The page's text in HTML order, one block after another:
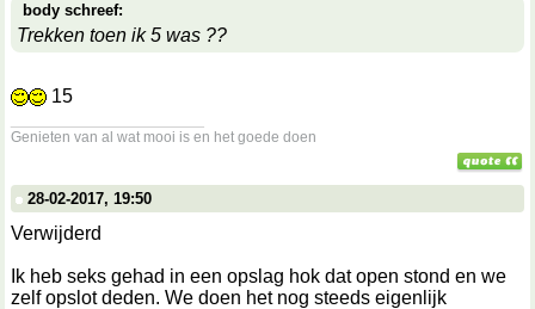
body schreef:
Trekken toen ik 5 was ??
15
Genieten van al wat mooi is en het goede doen
28-02-2017, 19:50
Verwijderd
Ik heb seks gehad in een opslag hok dat open stond en we
zelf opslot deden. We doen het nog steeds eigenlijk